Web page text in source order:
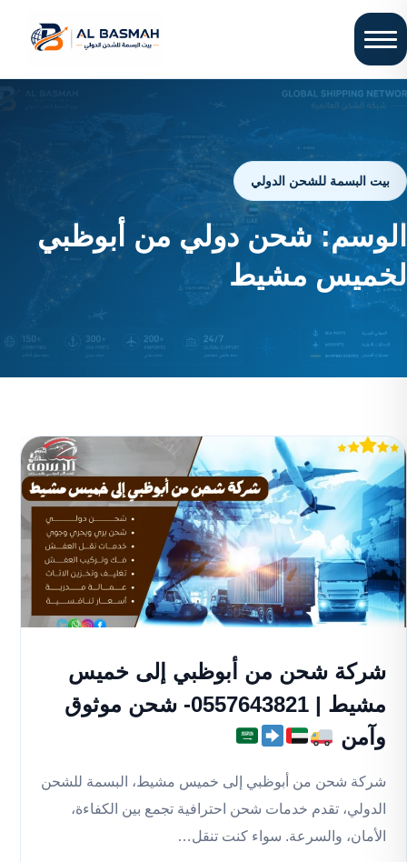
بيت البسمة للشحن الدولي
الوسم:شحن دولي من أبوظبي
لخميس مشيط
شركة شحن من أبوظبي إلى خميس
مشيط | 0557643821- شحن موثوق
وآمن
شركة شحن من أبوظبي إلى خميس مشيط، البسمة للشحن
الدولي، تقدم خدمات شحن احترافية تجمع بين الكفاءة،
الأمان، والسرعة. سواء كنت تنقل…